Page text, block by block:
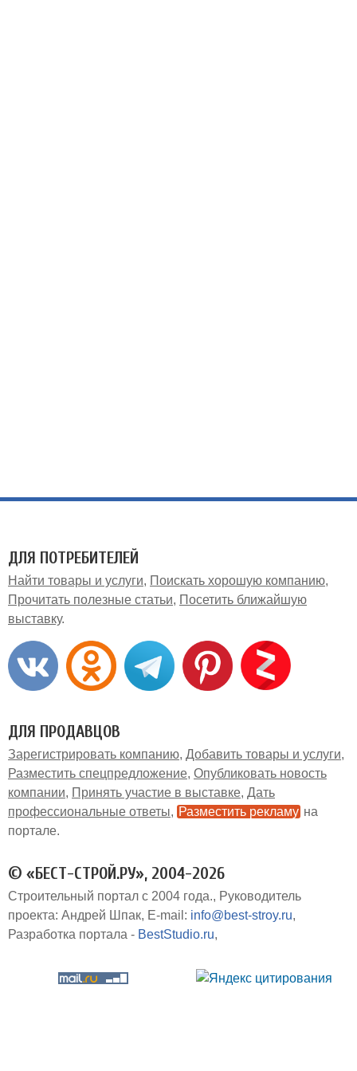
ДЛЯ ПОТРЕБИТЕЛЕЙ
Найти товары и услуги
Поискать хорошую компанию
Прочитать полезные статьи
Посетить ближайшую
выставку
ДЛЯ ПРОДАВЦОВ
Зарегистрировать компанию Добавить товары и услуги
Разместить спецпредложение Опубликовать новость
компании
Принять участие в выставке Дать
профессиональные ответы
Разместить рекламу на
портале
© «БЕСТ-СТРОЙ.РУ», 2004-2026
Строительный портал с 2004 года.
Руководитель
проекта: Андрей Шпак E-mail: info@best-stroy.ru
Разработка портала - BestStudio.ru